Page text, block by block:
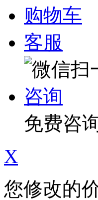
购物车
客服
咨询
免费咨
X
您修改的